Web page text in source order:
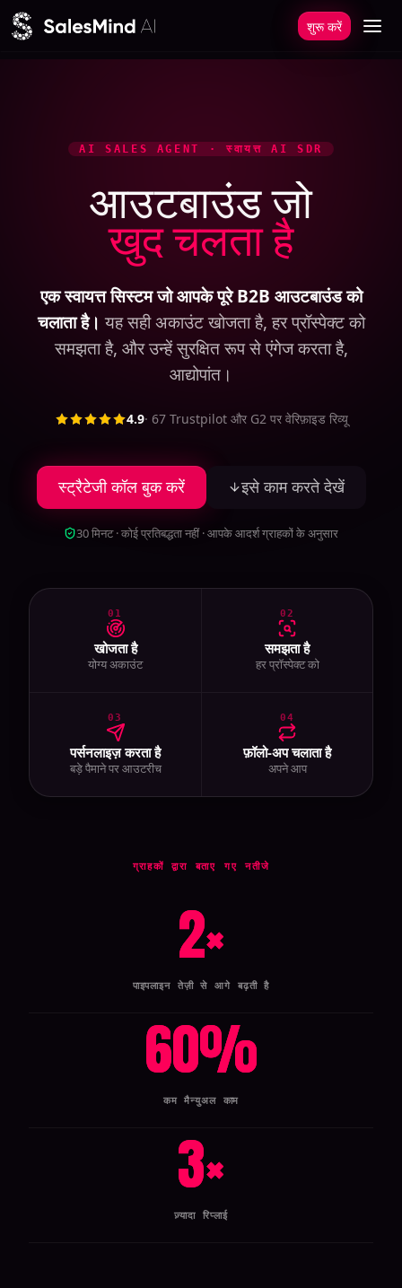
कॉन्टेंट पर जाएं
शुरू करें
AI SALES AGENT · स्वायत्त AI SDR
आउटबाउंड जो
खुद चलता है
एक स्वायत्त सिस्टम जो आपके पूरे B2B आउटबाउंड को
चलाता है। यह सही अकाउंट खोजता है, हर प्रॉस्पेक्ट को
समझता है, और उन्हें सुरक्षित रूप से एंगेज करता है,
आद्योपांत।
4.9· 67 Trustpilot और G2 पर वेरिफ़ाइड रिव्यू
स्ट्रैटेजी कॉल बुक करें इसे काम करते देखें
30 मिनट · कोई प्रतिबद्धता नहीं · आपके आदर्श ग्राहकों के अनुसार
01
खोजता है
योग्य अकाउंट
02
समझता है
हर प्रॉस्पेक्ट को
03
पर्सनलाइज़ करता है
बड़े पैमाने पर आउटरीच
04
फ़ॉलो-अप चलाता है
अपने आप
ग्राहकों द्वारा बताए गए नतीजे
2×
पाइपलाइन तेज़ी से आगे बढ़ती है
60%
कम मैन्युअल काम
3×
ज़्यादा रिप्लाई